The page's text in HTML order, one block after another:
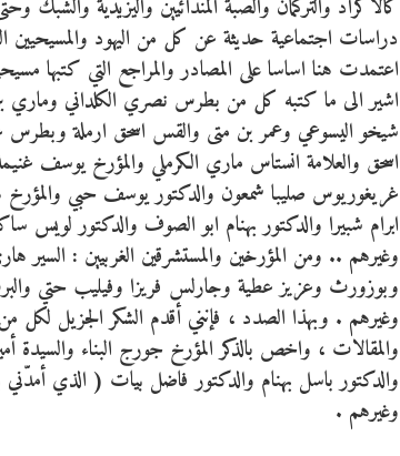
كالاكراد والتركمان والصبة المندائيين واليزيدية
دراسات اجتماعية حديثة عن كل من اليهود والمسيحيين
اعتمدت هنا اساسا على المصادر والمراجع التي كتبها
اشير الى ما كتبه كل من بطرس نصري الكلداني وماري
شيخو اليسوعي وعمر بن متى والقس اسحق ارملة وبطرس
اسحق والعلامة انستاس ماري الكرملي والمؤرخ يوسف
غريغوريوس صليبا شمعون والدكتور يوسف حبي والمؤرخ
ابرام شبيرا والدكتور بهنام ابو الصوف والدكتور لويس
وغيرهم .. ومن المؤرخين والمستشرقين الغربيين :
وبوزورث وعزيز عطية وجارلس فريزا وفيليب حتي
وغيرهم . وبهذا الصدد ، فإنني أقدم الشكر الجزيل لكل
والمقالات ، واخص بالذكر المؤرخ جورج البناء والسيدة
والدكتور باسل بهنام والدكتور فاضل بيات ( الذي
وغيرهم .